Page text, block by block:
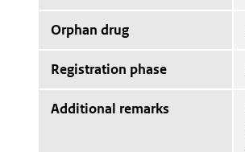
Orphan drug
Registration phase
Additional remarks